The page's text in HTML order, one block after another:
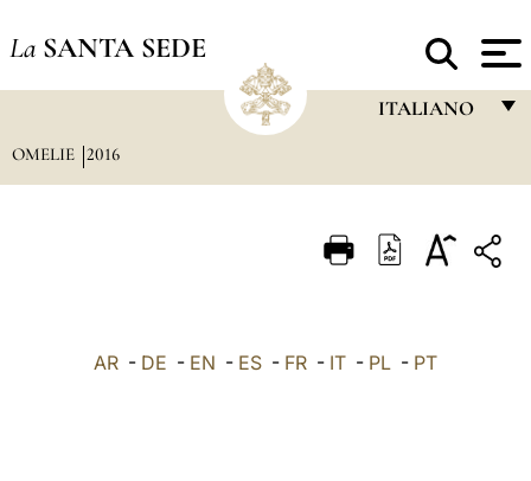
La SANTA SEDE
ITALIANO
ITALIANO
OMELIE 2016
AR - DE - EN - ES - FR - IT - PL - PT